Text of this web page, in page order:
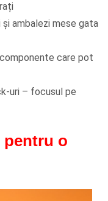
ambalezi mese gata
care pot
uri – focusul pe
pentru o